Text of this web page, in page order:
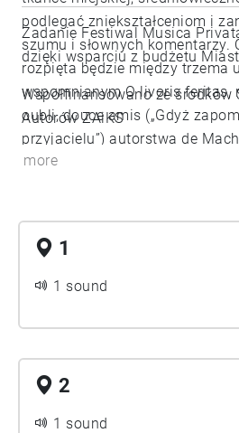
podlegać zniekształceniom i
szumu i słownych komentarzy.
rozpięta będzie między trzema
wspomnianym O livoris feritas,
oubli, douce amis („Gdyż
przyjacielu”) autorstwa de
purpurata radiis/Diligite
Guillaume we Francji. Co
połączenia przetworzonej
się nowe znaczenia, których
Zadanie Festiwal Musica
dzięki wsparciu z budżetu
Współfinansowano ze środków
Autorów ZAiKS
more
1
1 sound
2
1 sound